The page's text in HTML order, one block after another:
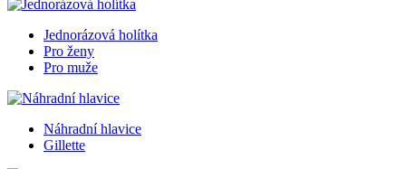
Jednorázová holítka
Pro ženy
Pro muže
Náhradní hlavice
Gillette